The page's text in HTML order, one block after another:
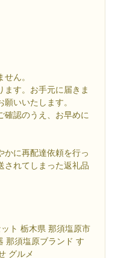
ん。
す。お手元に届きま
いいたします。
認のうえ、お早めに
に再配達依頼を行っ
されてしまった返礼品
ト 栃木県 那須塩原市
那須塩原ブランド す
グルメ